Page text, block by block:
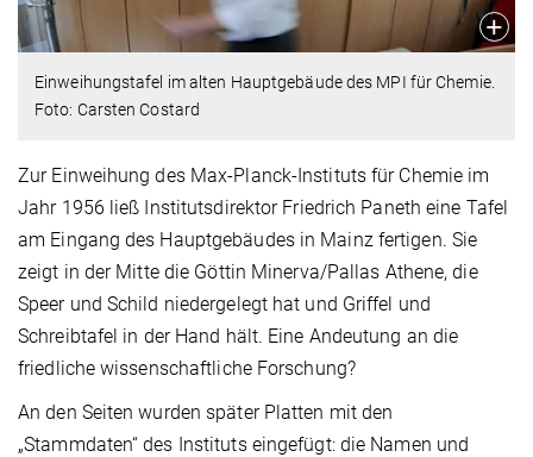
Einweihungstafel im alten Hauptgebäude des MPI für Chemie.
Foto: Carsten Costard
Zur Einweihung des Max-Planck-Instituts für Chemie im
Jahr 1956 ließ Institutsdirektor Friedrich Paneth eine Tafel
am Eingang des Hauptgebäudes in Mainz fertigen. Sie
zeigt in der Mitte die Göttin Minerva/Pallas Athene, die
Speer und Schild niedergelegt hat und Griffel und
Schreibtafel in der Hand hält. Eine Andeutung an die
friedliche wissenschaftliche Forschung?
An den Seiten wurden später Platten mit den
„Stammdaten“ des Instituts eingefügt: die Namen und